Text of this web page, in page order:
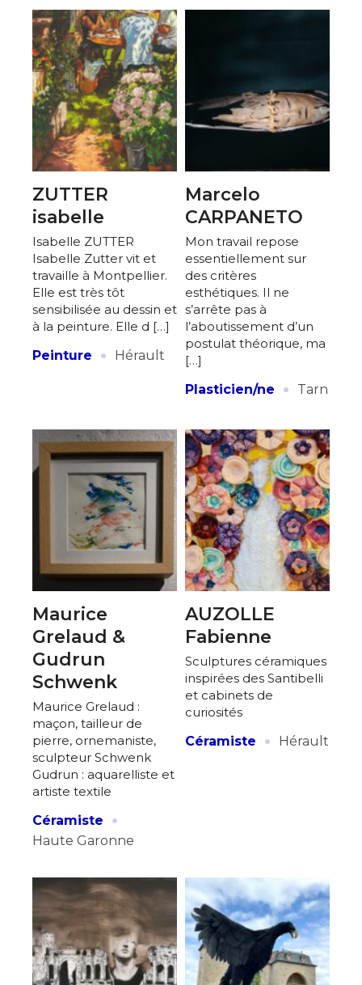
ZUTTER
isabelle
Isabelle ZUTTER
Isabelle Zutter vit et
travaille à Montpellier.
Elle est très tôt
sensibilisée au dessin et
à la peinture. Elle d […]
Peinture
· Hérault
Marcelo
CARPANETO
Mon travail repose
essentiellement sur
des critères
esthétiques. Il ne
s’arrête pas à
l’aboutissement d’un
postulat théorique, ma
[…]
Plasticien/ne
· Tarn
Maurice
Grelaud &
Gudrun
Schwenk
Maurice Grelaud :
maçon, tailleur de
pierre, ornemaniste,
sculpteur Schwenk
Gudrun : aquarelliste et
artiste textile
Céramiste
·
Haute Garonne
AUZOLLE
Fabienne
Sculptures céramiques
inspirées des Santibelli
et cabinets de
curiosités
Céramiste
· Hérault